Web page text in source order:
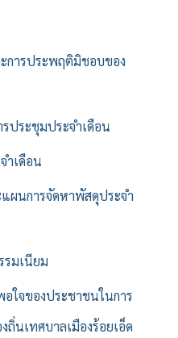
การประพฤติมิชอบของ
ประชุมประจำเดือน
ำเดือน
ผนการจัดหาพัสดุประจำ
รมเนียม
ใจของประชาชนในการ
นเทศบาลเมืองร้อยเอ็ด